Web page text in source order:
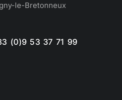
le-Bretonneux
(0)9 53 37 71 99